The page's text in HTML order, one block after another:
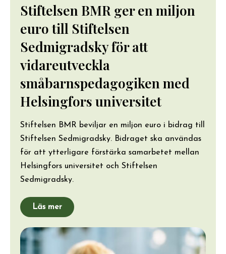
Stiftelsen BMR ger en miljon
euro till Stiftelsen
Sedmigradsky för att
vidareutveckla
småbarnspedagogiken med
Helsingfors universitet
Stiftelsen BMR beviljar en miljon euro i bidrag till
Stiftelsen Sedmigradsky. Bidraget ska användas
för att ytterligare förstärka samarbetet mellan
Helsingfors universitet och Stiftelsen
Sedmigradsky.
Läs mer